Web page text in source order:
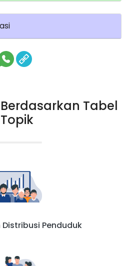
Tabel
Topik
Penduduk